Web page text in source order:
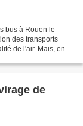
bus à Rouen le
des transports
de l'air. Mais, en
de